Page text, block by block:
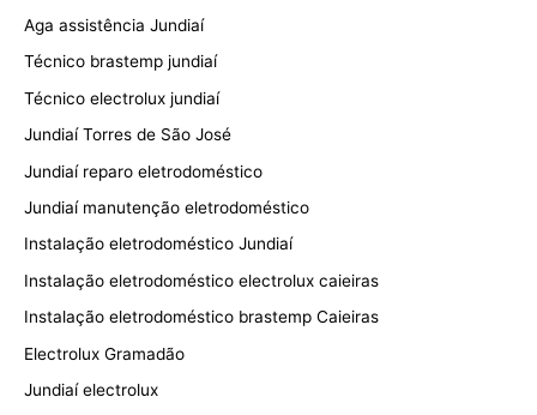
Aga assistência Jundiaí
Técnico brastemp jundiaí
Técnico electrolux jundiaí
Jundiaí Torres de São José
Jundiaí reparo eletrodoméstico
Jundiaí manutenção eletrodoméstico
Instalação eletrodoméstico Jundiaí
Instalação eletrodoméstico electrolux caieiras
Instalação eletrodoméstico brastemp Caieiras
Electrolux Gramadão
Jundiaí electrolux